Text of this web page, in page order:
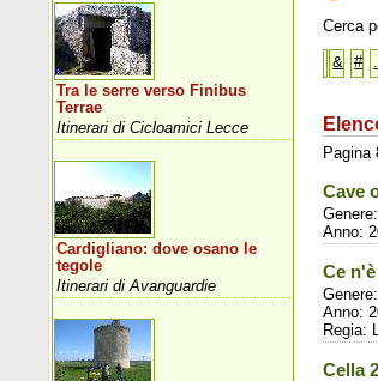
Cerca
& # .
Pagina
Cave
Anno:
Ce
Anno:
Regia:
Cella
Tra le serre verso Finibus
Terrae
Itinerari di Cicloamici Lecce
Cardigliano: dove osano le
tegole
Itinerari di Avanguardie